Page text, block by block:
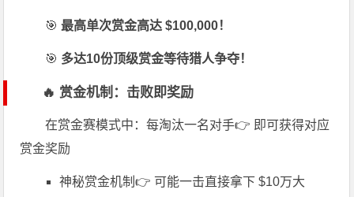
🎯最高单次赏金高达 $100,000！
🎯 多达10份顶级赏金等待猎人争夺！
🔥 赏金机制：击败即奖励
在赏金赛模式中：每淘汰一名对手👉 即可获得对应
赏金奖励
神秘赏金机制👉 可能一击直接拿下 $10万大